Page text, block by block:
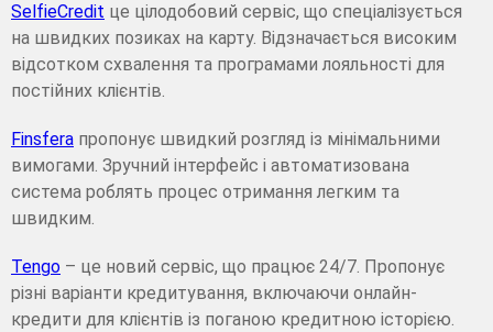
SelfieCredit це цілодобовий сервіс, що спеціалізується
на швидких позиках на карту. Відзначається високим
відсотком схвалення та програмами лояльності для
постійних клієнтів.
Finsfera пропонує швидкий розгляд із мінімальними
вимогами. Зручний інтерфейс і автоматизована
система роблять процес отримання легким та
швидким.
Tengo – це новий сервіс, що працює 24/7. Пропонує
різні варіанти кредитування, включаючи онлайн-
кредити для клієнтів із поганою кредитною історією.